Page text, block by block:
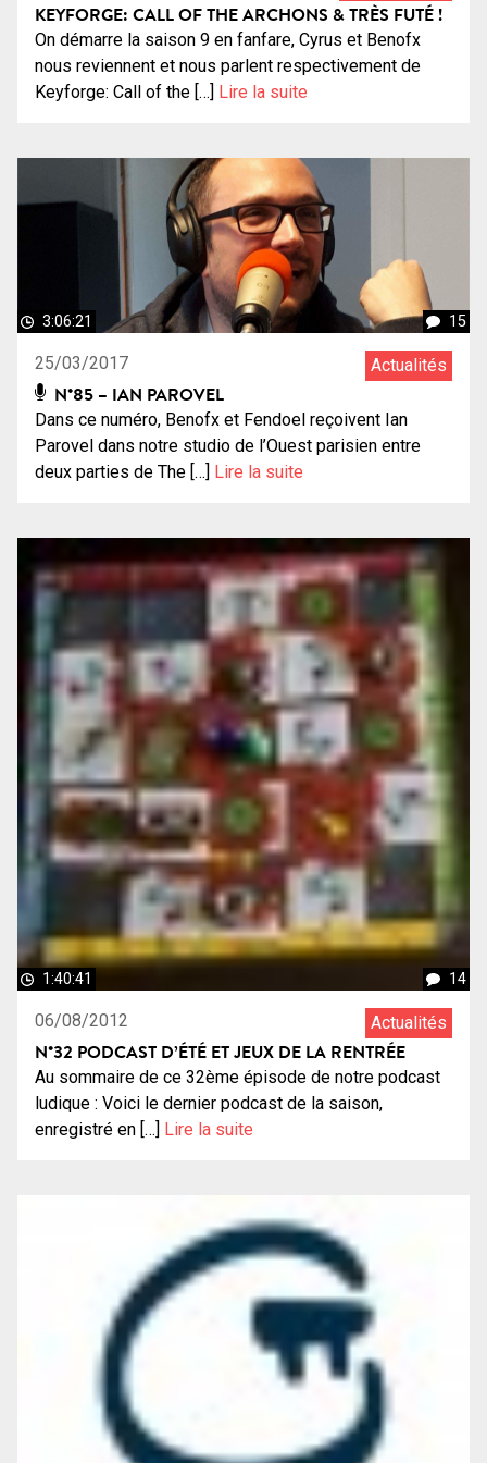
KEYFORGE: CALL OF THE ARCHONS & TRÈS FUTÉ !
On démarre la saison 9 en fanfare, Cyrus et Benofx
nous reviennent et nous parlent respectivement de
Keyforge: Call of the […] Lire la suite
3:06:21 15
25/03/2017 Actualités
N°85 – IAN PAROVEL
Dans ce numéro, Benofx et Fendoel reçoivent Ian
Parovel dans notre studio de l’Ouest parisien entre
deux parties de The […] Lire la suite
1:40:41 14
06/08/2012 Actualités
N°32 PODCAST D’ÉTÉ ET JEUX DE LA RENTRÉE
Au sommaire de ce 32ème épisode de notre podcast
ludique : Voici le dernier podcast de la saison,
enregistré en […] Lire la suite